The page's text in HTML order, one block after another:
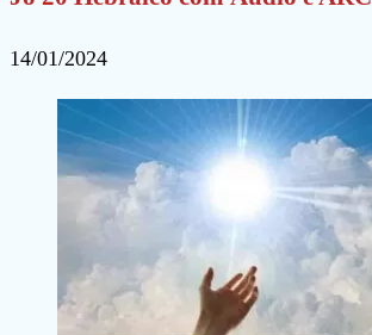
14/01/2024